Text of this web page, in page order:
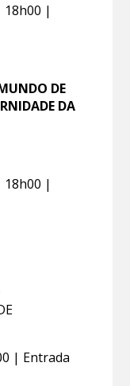
|
DE
DA
|
| Entrada